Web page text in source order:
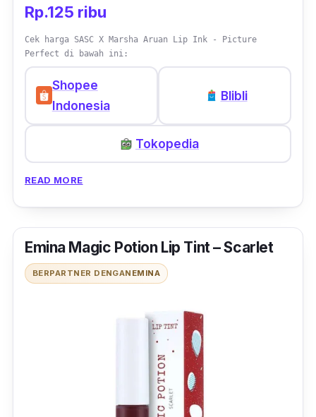
Rp.125 ribu
Cek harga SASC X Marsha Aruan Lip Ink - Picture
Perfect di bawah ini:
Shopee
Indonesia
Blibli
Tokopedia
READ MORE
Emina Magic Potion Lip Tint – Scarlet
BERPARTNER DENGAN EMINA